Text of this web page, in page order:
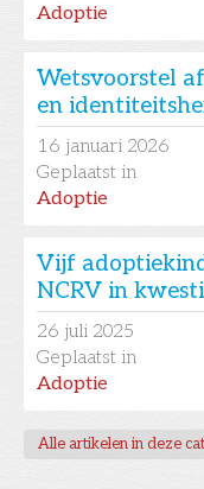
Adoptie
Wetsvoorstel
en
16 januari 2026
Geplaatst in
Adoptie
Vijf
NCRV in
26 juli 2025
Geplaatst in
Adoptie
Alle artikelen in deze